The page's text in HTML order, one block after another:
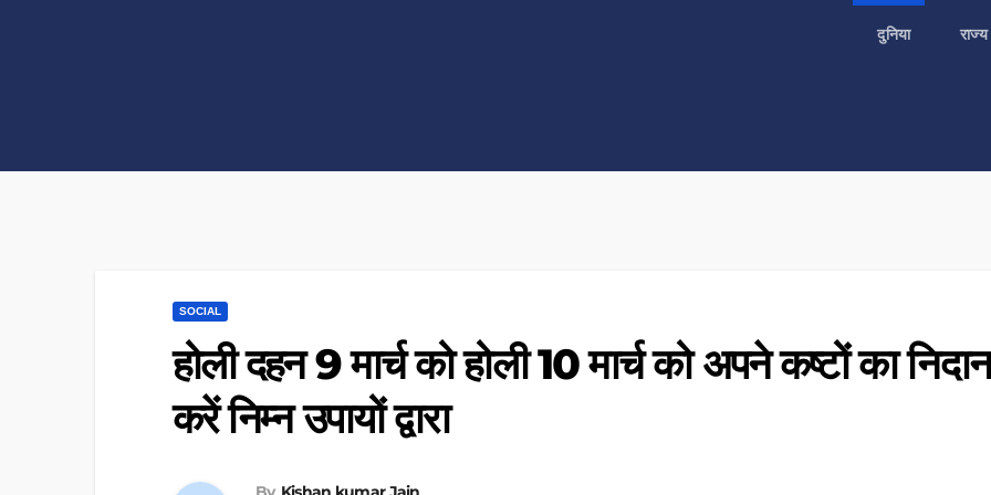
दुनिया राज्य
SOCIAL
होली दहन 9 मार्च को होली 10 मार्च को अपने कष्टों का निदान
करें निम्न उपायों द्वारा